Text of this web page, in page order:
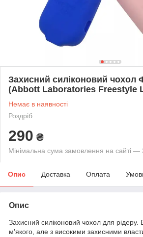
Захисний силіконовий чохол
(Abbott Laboratories Freestyle
Немає в наявності
Роздріб
290 ₴
Мінімальна сума замовлення на сайті —
Опис Доставка Оплата
Опис
Захисний силіконовий чохол для рідеру.
м'якого, але з високими захисними